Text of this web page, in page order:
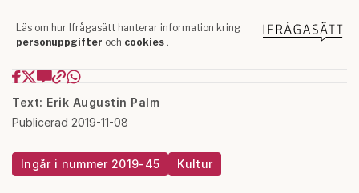
Text: Erik Augustin Palm
Publicerad 2019-11-08
Ingår i nummer 2019-45 Kultur